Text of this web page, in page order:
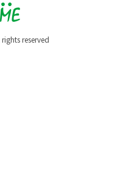
reserved